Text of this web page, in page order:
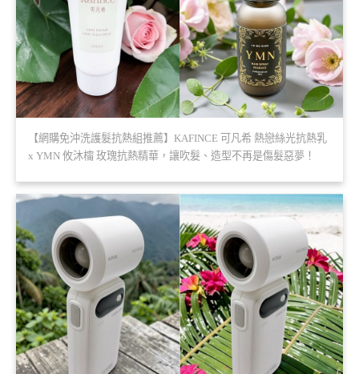
【網購免沖洗護髮抗熱組推薦】KAFINCE 可凡希 熱戀絲光抗熱乳
x YMN 攸沐橣 玫瑰抗熱精華，讓吹髮、造型不再是傷髮惡夢！